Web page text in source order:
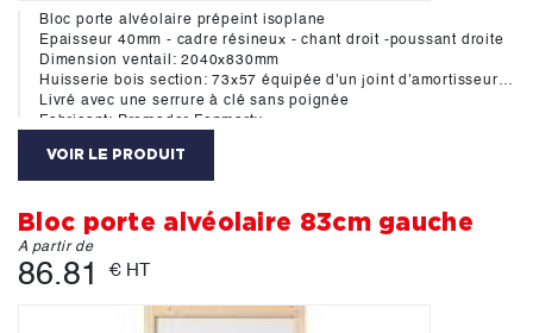
Bloc porte alvéolaire prépeint isoplane
Epaisseur 40mm - cadre résineux - chant droit -poussant droite
Dimension ventail: 2040x830mm
Huisserie bois section: 73x57 équipée d'un joint d'amortisseur hautement durable aux cycles d'ouverture-fermeture des portes. Ce systéme assure une réduction importante du bruit de claquement des portes de 7 dB(A)
Livré avec une serrure à clé sans poignée
Fabricant: Premador Fonmarty
VOIR LE PRODUIT
Bloc porte alvéolaire 83cm gauche
A partir de
86.81 € HT